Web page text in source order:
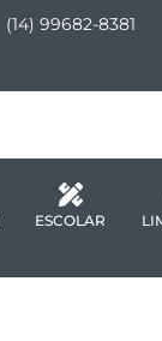
(14) 99682-8381
ESCOLAR